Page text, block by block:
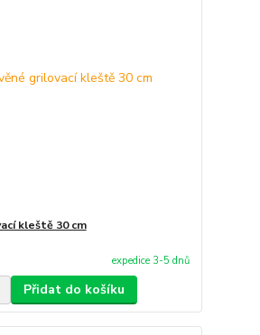
kleště 30 cm
expedice 3-5 dnů
Přidat do košíku